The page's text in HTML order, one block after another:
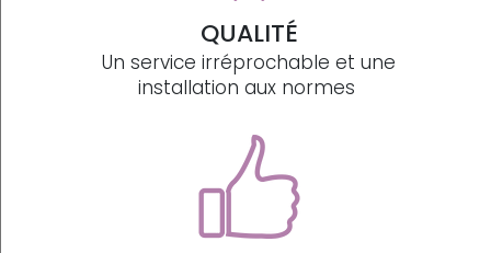
QUALITÉ
Un service irréprochable et une
installation aux normes